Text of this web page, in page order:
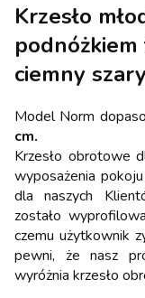
Krzesło
ciemny szary
Model Norm
cm.
Krzesło obrotowe
wyposażenia
dla naszych
zostało
czemu użytkownik
pewni, że nasz
wyróżnia krzesło